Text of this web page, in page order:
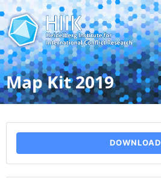
Map Kit 2019
DOWNLOAD